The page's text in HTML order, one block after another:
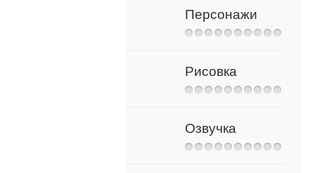
Персонажи
Рисовка
Озвучка